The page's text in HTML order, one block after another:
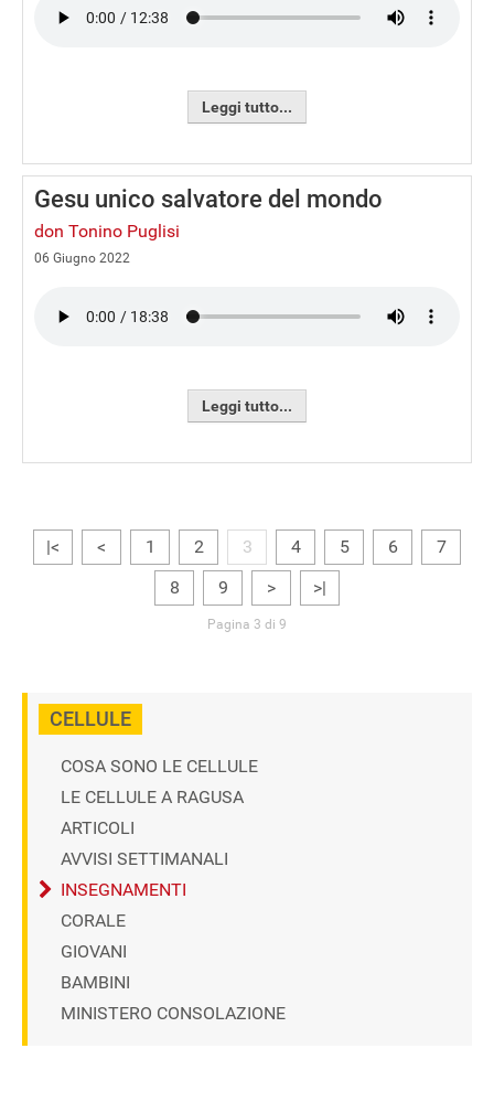
Leggi tutto...
Gesu unico salvatore del mondo
don Tonino Puglisi
06 Giugno 2022
Leggi tutto...
|< < 1 2 3 4 5 6
7
8
9 > >|
Pagina 3 di 9
CELLULE
COSA SONO LE CELLULE
LE CELLULE A RAGUSA
ARTICOLI
AVVISI SETTIMANALI
INSEGNAMENTI
CORALE
GIOVANI
BAMBINI
MINISTERO CONSOLAZIONE